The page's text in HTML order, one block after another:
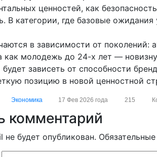
ценностей, как
В категории, где базовые
в зависимости от
как молодежь до 24-х лет —
будет зависеть от способности
позицию в новой ценностной
Экономика 17 Фев 2026 года 215
комментарий
не будет опубликован.